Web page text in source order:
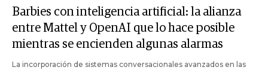
Barbies con inteligencia artificial: la alianza
entre Mattel y OpenAI que lo hace posible
mientras se encienden algunas alarmas
La incorporación de sistemas conversacionales avanzados en las